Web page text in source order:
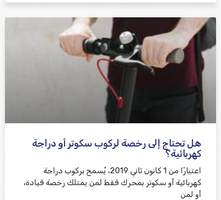
هل تحتاج إلى رخصة لركوب سكوتر أو دراجة
كهربائية؟
اعتبارًا من 1 كانون ثاني 2019، يُسمح بركوب دراجة
كهربائية أو سكوتر بمحرك فقط لمن يمتلك رخصة قيادة،
أو لمن